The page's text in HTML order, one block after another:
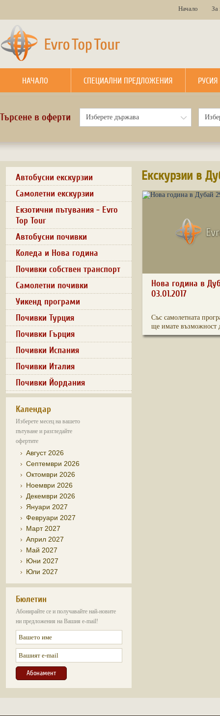
Начало За
НАЧАЛО СПЕЦИАЛНИ ПРЕДЛОЖЕНИЯ РУСИЯ
Търсене в оферти
Автобусни екскурзии
Самолетни екскурзии
Екзотични пътувания - Evro
Top Tour
Автобусни почивки
Коледа и Нова година
Почивки собствен транспорт
Самолетни почивки
Уикенд програми
Почивки Турция
Почивки Гърция
Почивки Испания
Почивки Италия
Почивки Йордания
Календар
Изберете месец на вашето
пътуване и разгледайте
офертите
Август 2026
Септември 2026
Октомври 2026
Ноември 2026
Декември 2026
Януари 2027
Февруари 2027
Март 2027
Април 2027
Май 2027
Юни 2027
Юли 2027
Бюлетин
Абонирайте се и получавайте най-новите
ни предложения на Вашия e-mail!
Екскурзии в
Нова година в
03.01.2017
Със самолетната
ще имате възможност